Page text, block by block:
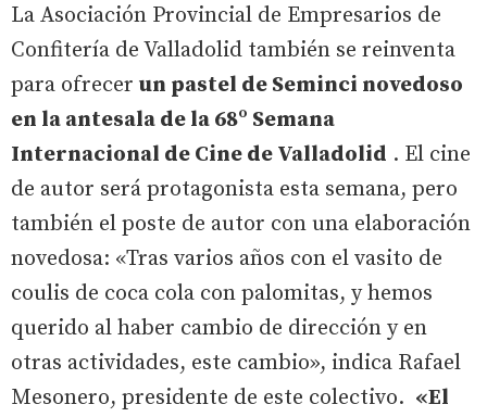
La Asociación Provincial de Empresarios de
Confitería de Valladolid también se reinventa
para ofrecer un pastel de Seminci novedoso
en la antesala de la 68º Semana
Internacional de Cine de Valladolid . El cine
de autor será protagonista esta semana, pero
también el poste de autor con una elaboración
novedosa: «Tras varios años con el vasito de
coulis de coca cola con palomitas, y hemos
querido al haber cambio de dirección y en
otras actividades, este cambio», indica Rafael
Mesonero, presidente de este colectivo. «El